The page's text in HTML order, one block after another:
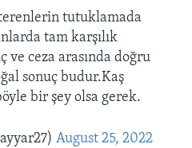
tutuklamada
tam karşılık
ve ceza arasında doğru
sonuç budur.Kaş
bir şey olsa gerek.
August 25, 2022